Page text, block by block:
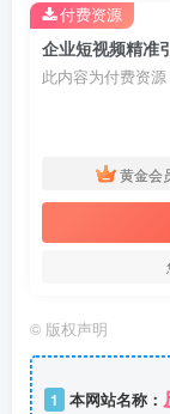
企业短视频精准
此内容为付费资
黄金会
付费资源
© 版权声明
1 本网站名称：